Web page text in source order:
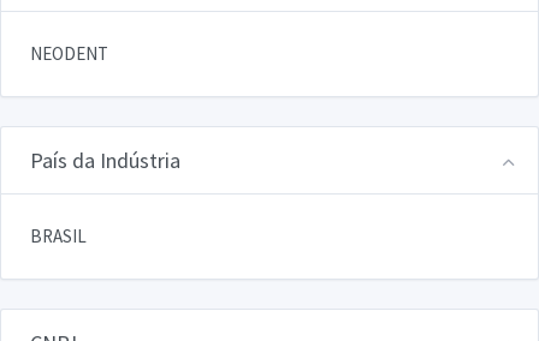
NEODENT
País da Indústria
BRASIL